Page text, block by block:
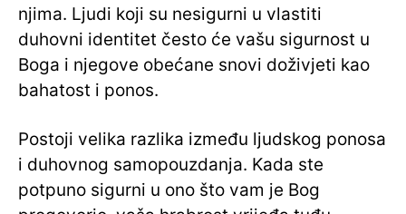
njima. Ljudi koji su nesigurni u vlastiti
duhovni identitet često će vašu sigurnost u
Boga i njegove obećane snovi doživjeti kao
bahatost i ponos.
Postoji velika razlika između ljudskog ponosa
i duhovnog samopouzdanja. Kada ste
potpuno sigurni u ono što vam je Bog